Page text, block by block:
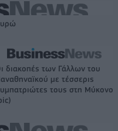
διακοπές των Γάλλων του
με τέσσερις
τους στη Μύκονο